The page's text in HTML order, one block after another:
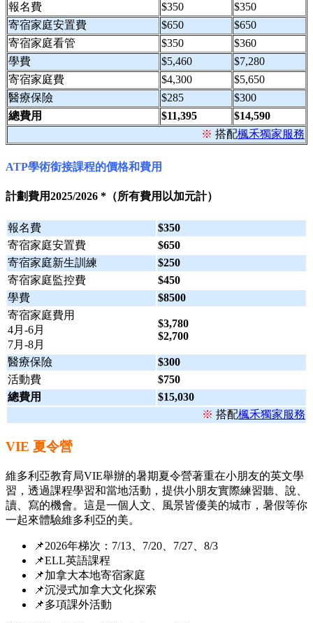
報名費
$350
$350
寄宿家庭安置費
$650
$650
寄宿家庭看管
$350
$360
學費
$5,460
$7,280
寄宿家庭費
$4,300
$5,650
醫療保險
$285
$300
總費用
$11,395
$14,590
※ 搭配楓禾獨家服務
ATP學術銜接課程的價格和費用
計劃費用2025/2026 *（所有費用以加元計）
報名費
$350
寄宿家庭安置費
$650
寄宿家庭新生訓練
$250
寄宿家庭監控費
$450
學費
$8500
寄宿家庭費用
4月-6月
7月-8月
$3,780
$2,700
醫療保險
$300
活動費
$750
總費用
$15,030
※ 搭配楓禾獨家服務
VIE 夏令營
維多利亞教育局VIE舉辦的暑期夏令營著重在小朋友的英文學
習，透過課程學習和當地活動，提供小朋友實際練習聽、說、
讀、寫的機會。這是一個人文、風景皆優美的城市，暑假等你
一起來體驗維多利亞的美。
📌2026年梯次：7/13、7/20、7/27、8/3
📌ELL英語課程
📌加拿大本地寄宿家庭
📌沉浸式加拿大文化探索
📌多項課外活動